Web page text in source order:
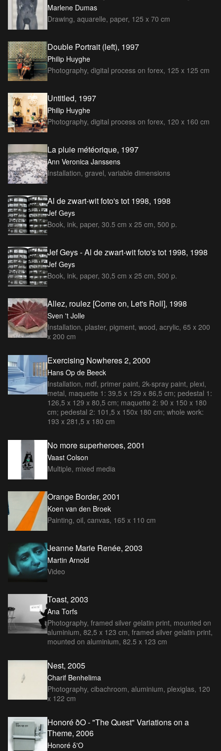
Marlene Dumas
Drawing, aquarelle, paper, 125 x 70 cm
Double Portrait (left), 1997
Philip Huyghe
Photography, digital process on forex, 125 x 125 cm
Untitled, 1997
Philip Huyghe
Photography, digital process on forex, 120 x 160 cm
La pluie météorique, 1997
Ann Veronica Janssens
Installation, gravel, variable dimensions
Al de zwart-wit foto's tot 1998, 1998
Jef Geys
Book, ink, paper, 30.5 cm x 25 cm, 500 p.
Jef Geys - Al de zwart-wit foto's tot 1998, 1998
Jef Geys
Book, ink, paper, 30,5 cm x 25 cm, 500 p.
Allez, roulez [Come on, Let's Roll], 1998
Sven 't Jolle
Installation, plaster, pigment, wood, acrylic, 65 x 200
x 200 cm
Exercising Nowheres 2, 2000
Hans Op de Beeck
Installation, mdf, primer paint, 2k-spray paint, plexi,
metal, maquette 1: 39,5 x 129 x 86,5 cm; pedestal 1:
126,5 x 129 x 80,5 cm; maquette 2: 90 x 150 x 180
cm; pedestal 2: 101,5 x 150x 180 cm; whole work:
193 x 281,5 x 180 cm
No more superheroes, 2001
Vaast Colson
Multiple, mixed media
Orange Border, 2001
Koen van den Broek
Painting, oil, canvas, 165 x 110 cm
Jeanne Marie Renée, 2003
Martin Arnold
Video
Toast, 2003
Ana Torfs
Photography, framed silver gelatin print, mounted on
aluminium, 82,5 x 123 cm, framed silver gelatin print,
mounted on aluminium, 82.5 x 123 cm
Nest, 2005
Charif Benhelima
Photography, cibachroom, aluminium, plexiglas, 120
x 122 cm
Honoré ðO - "The Quest" Variations on a
Theme, 2006
Honoré δ'O